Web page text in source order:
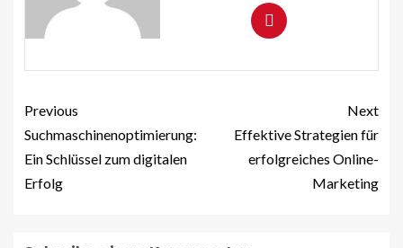
Previous
Suchmaschinenoptimierung:
Ein Schlüssel zum digitalen
Erfolg
Next
Effektive Strategien für
erfolgreiches Online-
Marketing